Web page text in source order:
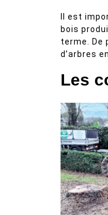
Il est
bois
terme. De
d’arbres
Les